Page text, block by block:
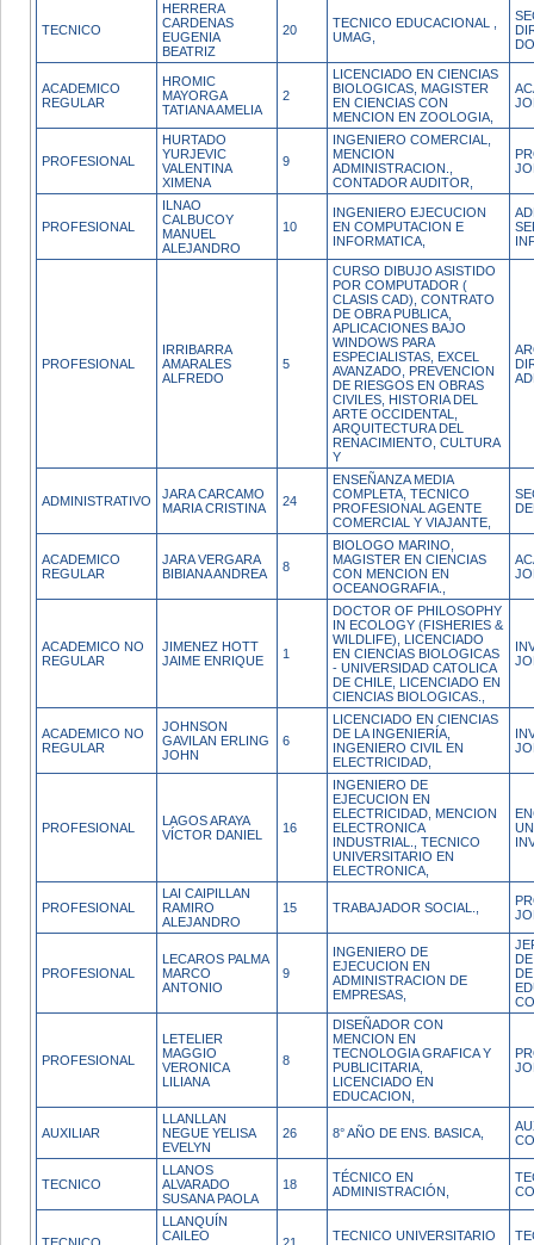
TECNICO
HERRERA
CARDENAS
EUGENIA
BEATRIZ
20
TECNICO EDUCACIONAL ,
UMAG,
ACADEMICO
REGULAR
HROMIC
MAYORGA
TATIANA AMELIA
2
LICENCIADO EN CIENCIAS
BIOLOGICAS, MAGISTER
EN CIENCIAS CON
MENCION EN ZOOLOGIA,
PROFESIONAL
HURTADO
YURJEVIC
VALENTINA
XIMENA
9
INGENIERO COMERCIAL,
MENCION
ADMINISTRACION.,
CONTADOR AUDITOR,
PROFESIONAL
ILNAO
CALBUCOY
MANUEL
ALEJANDRO
10
INGENIERO EJECUCION
EN COMPUTACION E
INFORMATICA,
PROFESIONAL
IRRIBARRA
AMARALES
ALFREDO
5
CURSO DIBUJO ASISTIDO
POR COMPUTADOR (
CLASIS CAD), CONTRATO
DE OBRA PUBLICA,
APLICACIONES BAJO
WINDOWS PARA
ESPECIALISTAS, EXCEL
AVANZADO, PREVENCION
DE RIESGOS EN OBRAS
CIVILES, HISTORIA DEL
ARTE OCCIDENTAL,
ARQUITECTURA DEL
RENACIMIENTO, CULTURA
Y
ADMINISTRATIVO
JARA CARCAMO
MARIA CRISTINA
24
ENSEÑANZA MEDIA
COMPLETA, TECNICO
PROFESIONAL AGENTE
COMERCIAL Y VIAJANTE,
ACADEMICO
REGULAR
JARA VERGARA
BIBIANA ANDREA
8
BIOLOGO MARINO,
MAGISTER EN CIENCIAS
CON MENCION EN
OCEANOGRAFIA.,
ACADEMICO NO
REGULAR
JIMENEZ HOTT
JAIME ENRIQUE
1
DOCTOR OF PHILOSOPHY
IN ECOLOGY (FISHERIES &
WILDLIFE), LICENCIADO
EN CIENCIAS BIOLOGICAS
- UNIVERSIDAD CATOLICA
DE CHILE, LICENCIADO EN
CIENCIAS BIOLOGICAS.,
ACADEMICO NO
REGULAR
JOHNSON
GAVILAN ERLING
JOHN
6
LICENCIADO EN CIENCIAS
DE LA INGENIERÍA,
INGENIERO CIVIL EN
ELECTRICIDAD,
PROFESIONAL
LAGOS ARAYA
VÍCTOR DANIEL
16
INGENIERO DE
EJECUCION EN
ELECTRICIDAD, MENCION
ELECTRONICA
INDUSTRIAL., TECNICO
UNIVERSITARIO EN
ELECTRONICA,
PROFESIONAL
LAI CAIPILLAN
RAMIRO
ALEJANDRO
15 TRABAJADOR SOCIAL.,
PROFESIONAL
LECAROS PALMA
MARCO
ANTONIO
9
INGENIERO DE
EJECUCION EN
ADMINISTRACION DE
EMPRESAS,
PROFESIONAL
LETELIER
MAGGIO
VERONICA
LILIANA
8
DISEÑADOR CON
MENCION EN
TECNOLOGIA GRAFICA Y
PUBLICITARIA,
LICENCIADO EN
EDUCACION,
AUXILIAR
LLANLLAN
NEGUE YELISA
EVELYN
26 8° AÑO DE ENS. BASICA,
TECNICO
LLANOS
ALVARADO
SUSANA PAOLA
18
TÉCNICO EN
ADMINISTRACIÓN,
LLANQUÍN
CAILEO
TECNICO UNIVERSITARIO